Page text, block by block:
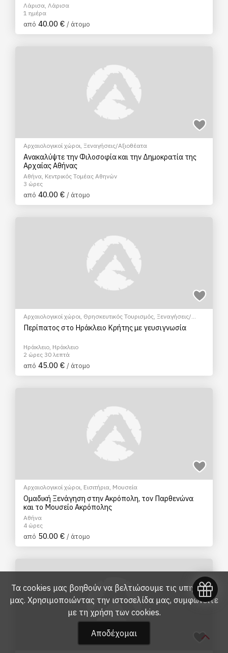
Λάρισα, Λάρισα
1 ημέρα
από 40.00 € / άτομο
Αρχαιολογικοί χώροι, Ξεναγήσεις/Αξιοθέατα
Ανακαλύψτε την Φιλοσοφία και την Δημοκρατία της
Αρχαίας Αθήνας
Αθήνα, Κεντρικός Τομέας Αθηνών
3 ώρες
από 40.00 € / άτομο
Αρχαιολογικοί χώροι, Θρησκευτικός Τουρισμός, Ξεναγήσεις/
Αξιοθέατα
Πεζοπορία Πόλης
Περίπατος στο Ηράκλειο Κρήτης με γευσιγνωσία
Ηράκλειο, Ηράκλειο
2 ώρες 30 λεπτά
από 45.00 € / άτομο
Αρχαιολογικοί χώροι, Εισιτήρια, Μουσεία
Ομαδική Ξενάγηση στην Ακρόπολη, τον Παρθενώνα
και το Μουσείο Ακρόπολης
Αθήνα
4 ώρες
από 50.00 € / άτομο
Τα cookies μας βοηθούν να βελτιώσουμε τις υπηρεσίες
μας. Χρησιμοποιώντας την ιστοσελίδα μας, συμφωνείτε
με τη χρήση των cookies.
Αποδέχομαι